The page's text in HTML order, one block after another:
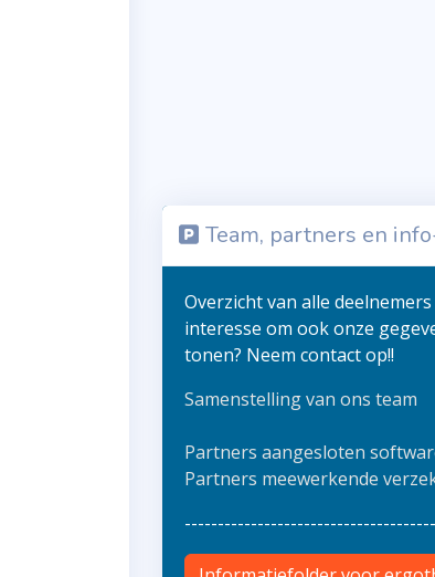
Team, partners en
Overzicht van alle
interesse om ook onze
tonen? Neem contact op!!
Samenstelling van ons team
Partners aangesloten
Partners meewerkende